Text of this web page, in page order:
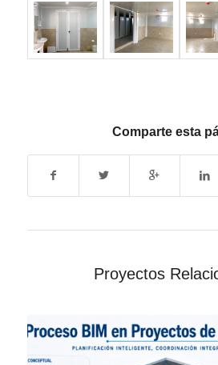
Comparte esta
Proyectos